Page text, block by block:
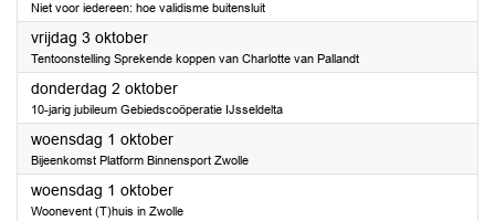
Niet voor iedereen: hoe validisme buitensluit
vrijdag 3 oktober2025
Tentoonstelling Sprekende koppen van Charlotte van Pallandt
donderdag 2 oktober2025
10-jarig jubileum Gebiedscoöperatie IJsseldelta
woensdag 1 oktober2025
Bijeenkomst Platform Binnensport Zwolle
woensdag 1 oktober2025
Woonevent (T)huis in Zwolle